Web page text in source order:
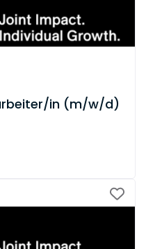
in (m/w/d)